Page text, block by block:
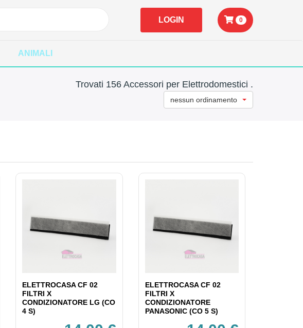
LOGIN 0
ANIMALI
Trovati 156 Accessori per Elettrodomestici .
nessun ordinamento
ELETTROCASA CF 02
FILTRI X
CONDIZIONATORE LG (CO
4 S)
ELETTROCASA CF 02
FILTRI X
CONDIZIONATORE
PANASONIC (CO 5 S)